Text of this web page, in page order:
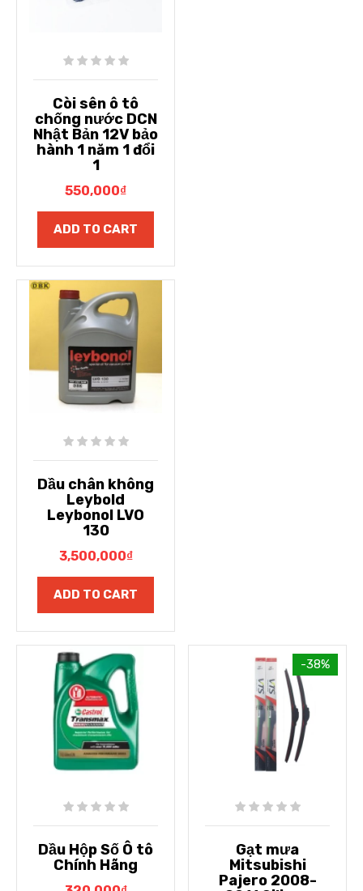
Còi sên ô tô
chống nước DCN
Nhật Bản 12V bảo
hành 1 năm 1 đổi
1
550,000₫
ADD TO CART
Dầu chân không
Leybold
Leybonol LVO
130
3,500,000₫
ADD TO CART
Dầu Hộp Số Ô tô
Chính Hãng
-38%
Gạt mưa
Mitsubishi
Pajero 2008-